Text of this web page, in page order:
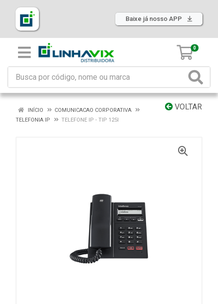
Baixe já nosso APP
0
VOLTAR
INÍCIO
COMUNICACAO CORPORATIVA
TELEFONIA IP
TELEFONE IP - TIP 125I